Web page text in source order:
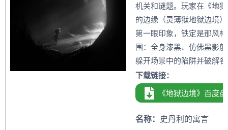
机关和谜题。玩家在《地
的边缘（灵薄狱地狱边境
第一眼印象，铁定是那风
围：全身漆黑、仿佛黑影
躲开场景中的陷阱并破解
下载链接：
《地狱边境》百度
名称：
史丹利的寓言